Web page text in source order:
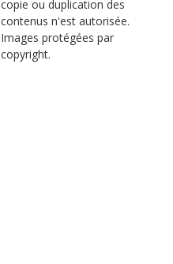
copie ou duplication des
contenus n'est autorisée.
Images protégées par
copyright.